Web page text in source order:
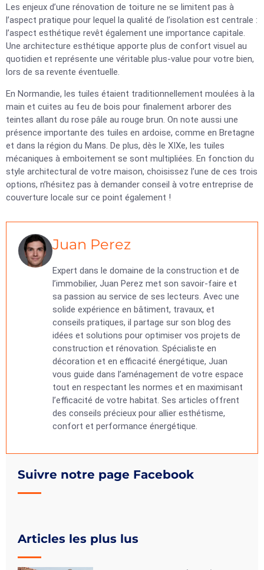
Suivre notre page Facebook
Articles les plus lus
Les enjeux d’une rénovation de toiture ne se limitent pas à
l’aspect pratique pour lequel la qualité de l’isolation est centrale :
l’aspect esthétique revêt également une importance capitale.
Une architecture esthétique apporte plus de confort visuel au
quotidien et représente une véritable plus-value pour votre bien,
lors de sa revente éventuelle.
En Normandie, les tuiles étaient traditionnellement moulées à la
main et cuites au feu de bois pour finalement arborer des
teintes allant du rose pâle au rouge brun. On note aussi une
présence importante des tuiles en ardoise, comme en Bretagne
et dans la région du Mans. De plus, dès le XIXe, les tuiles
mécaniques à emboitement se sont multipliées. En fonction du
style architectural de votre maison, choisissez l’une de ces trois
options, n’hésitez pas à demander conseil à votre entreprise de
couverture locale sur ce point également !
Juan Perez
Expert dans le domaine de la construction et de
l’immobilier, Juan Perez met son savoir-faire et
sa passion au service de ses lecteurs. Avec une
solide expérience en bâtiment, travaux, et
conseils pratiques, il partage sur son blog des
idées et solutions pour optimiser vos projets de
construction et rénovation. Spécialiste en
décoration et en efficacité énergétique, Juan
vous guide dans l’aménagement de votre espace
tout en respectant les normes et en maximisant
l’efficacité de votre habitat. Ses articles offrent
des conseils précieux pour allier esthétisme,
confort et performance énergétique.